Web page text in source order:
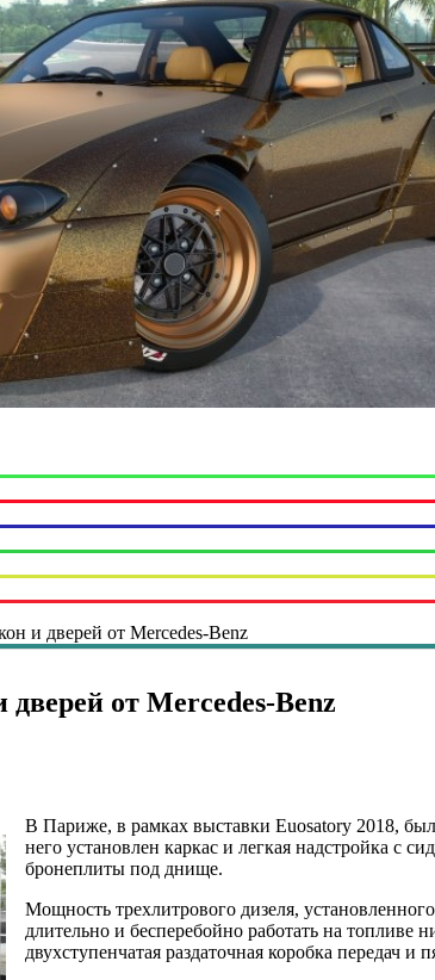
и дверей от Mercedes-Benz
дверей от Mercedes-Benz
В Париже, в рамках выставки Euosatory 2018,
него установлен каркас и легкая надстройка с
бронеплиты под днище.
Мощность трехлитрового дизеля,
длительно и бесперебойно работать на топливе
двухступенчатая раздаточная коробка передач и